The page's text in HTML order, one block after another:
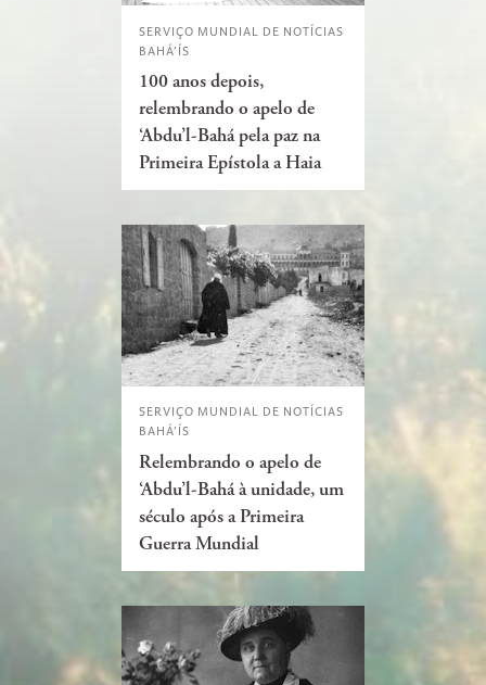
SERVIÇO MUNDIAL DE NOTÍCIAS
BAHÁ’ÍS
100 anos depois,
relembrando o apelo de
‘Abdu’l-Bahá pela paz na
Primeira Epístola a Haia
SERVIÇO MUNDIAL DE NOTÍCIAS
BAHÁ’ÍS
Relembrando o apelo de
‘Abdu’l-Bahá à unidade, um
século após a Primeira
Guerra Mundial